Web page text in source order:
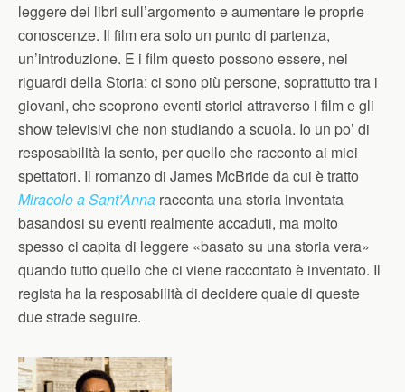
leggere dei libri sull’argomento e aumentare le proprie
conoscenze. Il film era solo un punto di partenza,
un’introduzione. E i film questo possono essere, nei
riguardi della Storia: ci sono più persone, soprattutto tra i
giovani, che scoprono eventi storici attraverso i film e gli
show televisivi che non studiando a scuola. Io un po’ di
resposabilità la sento, per quello che racconto ai miei
spettatori. Il romanzo di James McBride da cui è tratto
Miracolo a Sant’Anna racconta una storia inventata
basandosi su eventi realmente accaduti, ma molto
spesso ci capita di leggere «basato su una storia vera»
quando tutto quello che ci viene raccontato è inventato. Il
regista ha la resposabilità di decidere quale di queste
due strade seguire.